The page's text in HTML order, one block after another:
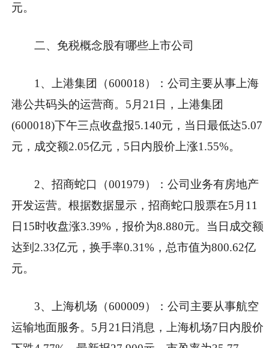
元。
二、免税概念股有哪些上市公司
1、上港集团（600018）：公司主要从事上海
港公共码头的运营商。5月21日，上港集团
(600018)下午三点收盘报5.140元，当日最低达5.07
元，成交额2.05亿元，5日内股价上涨1.55%。
2、招商蛇口（001979）：公司业务有房地产
开发运营。根据数据显示，招商蛇口股票在5月11
日15时收盘涨3.39%，报价为8.880元。当日成交额
达到2.33亿元，换手率0.31%，总市值为800.62亿
元。
3、上海机场（600009）：公司主要从事航空
运输地面服务。5月21日消息，上海机场7日内股价